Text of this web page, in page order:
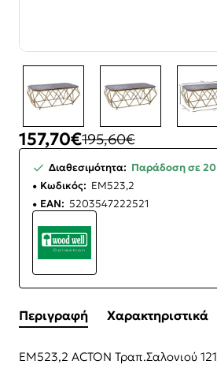
157,70€195,60€
Διαθεσιμότητα: Παράδοση σε 20
Κωδικός: ΕΜ523,2
EAN: 5203547222521
Περιγραφή Χαρακτηριστικά
ΕΜ523,2 ACTON Τραπ.Σαλονιού